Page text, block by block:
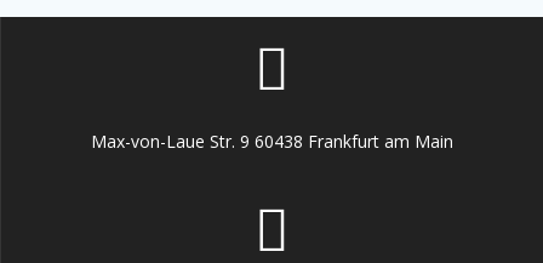
Max-von-Laue Str. 9 60438 Frankfurt am Main